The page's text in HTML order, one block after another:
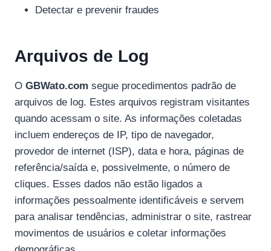
Detectar e prevenir fraudes
Arquivos de Log
O GBWato.com segue procedimentos padrão de
arquivos de log. Estes arquivos registram visitantes
quando acessam o site. As informações coletadas
incluem endereços de IP, tipo de navegador,
provedor de internet (ISP), data e hora, páginas de
referência/saída e, possivelmente, o número de
cliques. Esses dados não estão ligados a
informações pessoalmente identificáveis e servem
para analisar tendências, administrar o site, rastrear
movimentos de usuários e coletar informações